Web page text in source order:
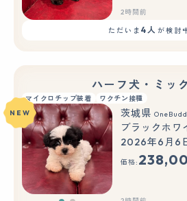
2時間前
ただいま4人 が検討
ハーフ犬・ミッ
マイクロチップ装着 ワクチン接種
もっと見る
NEW 茨城県
ブラックホワ
2026年6月6
価格: